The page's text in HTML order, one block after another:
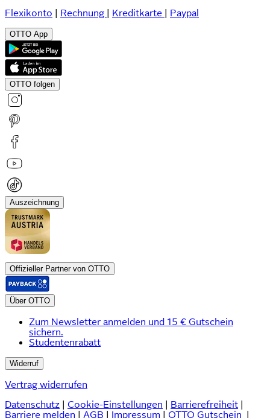
Flexikonto Rechnung Kreditkarte Paypal
OTTO App
OTTO folgen
Auszeichnung
Offizieller Partner von OTTO
Über OTTO
Zum Newsletter anmelden und 15 € Gutschein
sichern.
Studentenrabatt
Widerruf
Vertrag widerrufen
Datenschutz
Cookie-Einstellungen Barrierefreiheit
Barriere melden
AGB Impressum OTTO Gutschein